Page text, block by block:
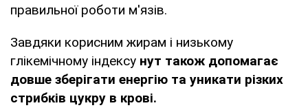
правильної роботи м'язів.
Завдяки корисним жирам і низькому
глікемічному індексу нут також допомагає
довше зберігати енергію та уникати різких
стрибків цукру в крові.